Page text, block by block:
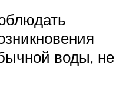
воды, не